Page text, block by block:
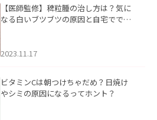
【医師監修】稗粒腫の治し方は？気に
なる白いブツブツの原因と自宅ででき
2023.11.17
ビタミンCは朝つけちゃだめ？日焼け
やシミの原因になるってホント？